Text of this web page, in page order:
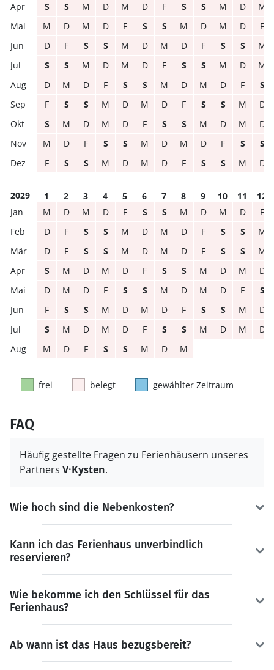
S
S M D M D F S S M D
M
M
D M D F S S M D M D
F
D
F S S M D M D F S S
M
S
S M D M D F S S M D
M
D
M D F S S M D M D F
S
F
S S M D M D F S S M
D
S
M D M D F S S M D M
D
M
D F S S M D M D F S
S
F
S S M D M D F S S M D
2029 1 2 3 4 5 6 7 8 9 10 11
12
M
D M D F S S M D M D
F
D
F S S M D M D F S S
M
D
F S S M D M D F S S
M
S
M D M D F S S M D M
D
D
M D F S S M D M D F
S
F
S S M D M D F S S M
D
S
M D M D F S S M D M
D
M
D F S S M D M
frei belegt gewählter Zeitraum
FAQ
Häufig gestellte Fragen zu Ferienhäusern unseres
Partners V·Kysten.
Wie hoch sind die Nebenkosten?
Kann ich das Ferienhaus unverbindlich
reservieren?
Wie bekomme ich den Schlüssel für das
Ferienhaus?
Ab wann ist das Haus bezugsbereit?